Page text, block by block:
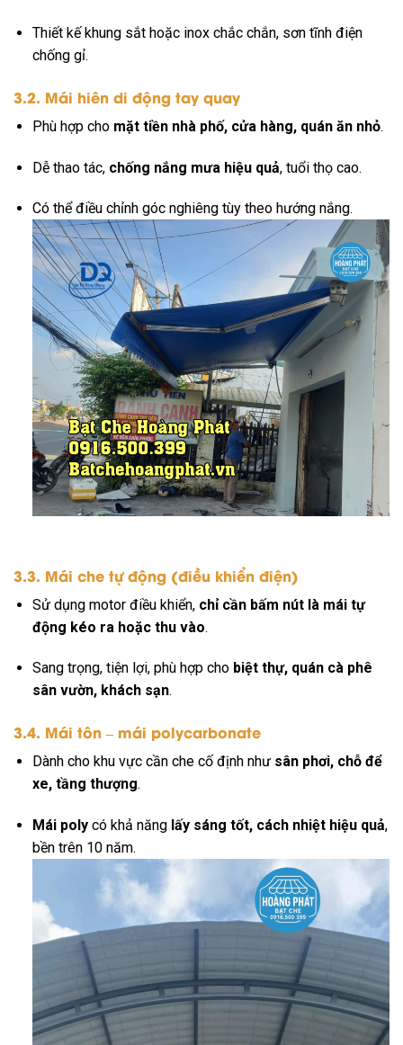
Thiết kế khung sắt hoặc inox chắc chắn, sơn tĩnh điện
chống gỉ.
3.2. Mái hiên di động tay quay
Phù hợp cho mặt tiền nhà phố, cửa hàng, quán ăn nhỏ.
Dễ thao tác, chống nắng mưa hiệu quả, tuổi thọ cao.
Có thể điều chỉnh góc nghiêng tùy theo hướng nắng.
3.3. Mái che tự động (điều khiển điện)
Sử dụng motor điều khiển, chỉ cần bấm nút là mái tự
động kéo ra hoặc thu vào.
Sang trọng, tiện lợi, phù hợp cho biệt thự, quán cà phê
sân vườn, khách sạn.
3.4. Mái tôn – mái polycarbonate
Dành cho khu vực cần che cố định như sân phơi, chỗ để
xe, tầng thượng.
Mái polycó khả năng lấy sáng tốt, cách nhiệt hiệu quả,
bền trên 10 năm.